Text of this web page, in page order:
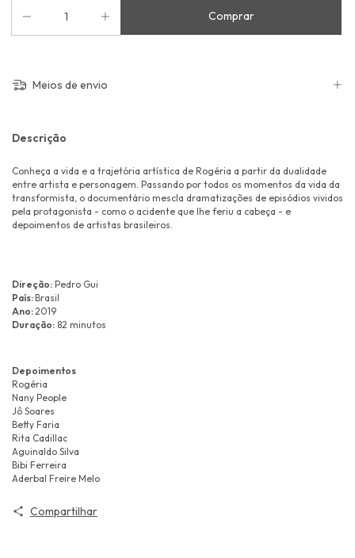
Meios de envio
Descrição
Conheça a vida e a trajetória artística de Rogéria a partir da dualidade
entre artista e personagem. Passando por todos os momentos da vida da
transformista, o documentário mescla dramatizações de episódios vividos
pela protagonista - como o acidente que lhe feriu a cabeça - e
depoimentos de artistas brasileiros.
Direção: Pedro Gui
País:Brasil
Ano:2019
Duração: 82 minutos
Depoimentos
Rogéria
Nany People
Jô Soares
Betty Faria
Rita Cadillac
Aguinaldo Silva
Bibi Ferreira
Aderbal Freire Melo
Compartilhar